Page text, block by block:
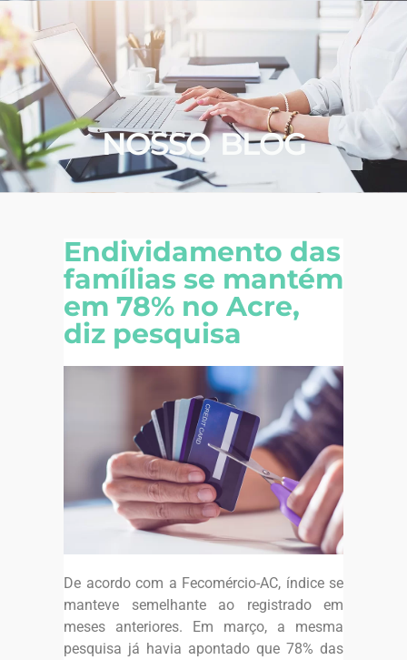
NOSSO BLOG
Endividamento das
famílias se mantém
em 78% no Acre,
diz pesquisa
De acordo com a Fecomércio-AC, índice se
manteve semelhante ao registrado em
meses anteriores. Em março, a mesma
pesquisa já havia apontado que 78% das